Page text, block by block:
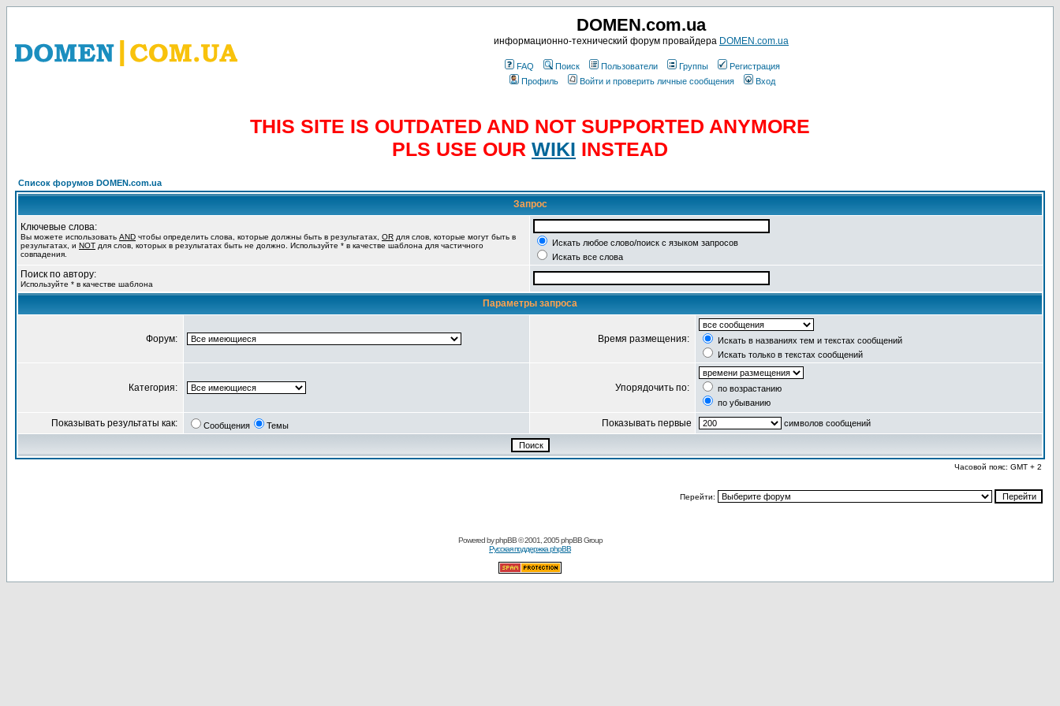
DOMEN.com.ua
информационно-технический форум провайдера DOMEN.com.ua
FAQ Поиск Пользователи Группы
Регистрация
Профиль
Войти и проверить личные сообщения Вход
THIS SITE IS OUTDATED AND NOT SUPPORTED ANYMORE
PLS USE OUR WIKI INSTEAD
Список форумов DOMEN.com.ua
Запрос
Ключевые слова:
Вы можете использовать AND чтобы определить слова, которые должны быть в результатах, OR для слов, которые могут быть в
результатах, и NOT для слов, которых в результатах быть не должно. Используйте * в качестве шаблона для частичного
совпадения.
Искать любое слово/поиск с языком запросов
Искать все слова
Поиск по автору:
Используйте * в качестве шаблона
Параметры запроса
Форум: Время размещения:
Искать в названиях тем и текстах сообщений
Искать только в текстах сообщений
Категория: Упорядочить по:
по возрастанию
по убыванию
Показывать результаты как: Сообщения Темы Показывать первые символов сообщений
Часовой пояс: GMT + 2
Перейти:
Powered byphpBB© 2001, 2005 phpBB Group
Русская поддержка phpBB